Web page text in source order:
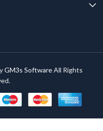
GM3s SoftwareAll Rights